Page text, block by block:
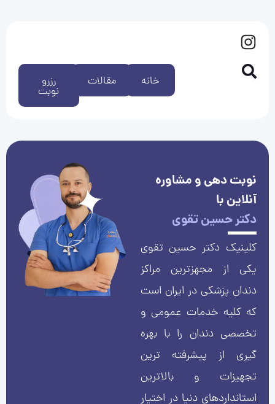
رزرو
نوبت
مقالات خانه
نوبت دهی و مشاوره
آنلاین با
دکتر حسین تقوی
کلینیک دکتر حسین تقوی
یکی از مجهزترین مراکز
دندان پزشکی در ایران است
که کلیه خدمات عمومی و
تخصصی دندان را با بهره
گیری از پیشرفته ترین
تجهیزات و بالاترین
استانداردهای دنیا در اختیار